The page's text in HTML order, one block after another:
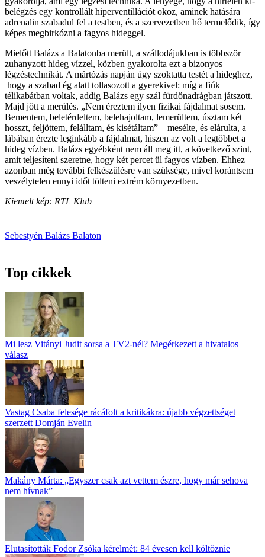
belégzés egy kontrollált hiperventillációt okoz, aminek hatására
adrenalin szabadul fel a testben, és a szervezetben hő termelődik, így
képes megbirkózni a fagyos hideggel.
Mielőtt Balázs a Balatonba merült, a szállodájukban is többször
zuhanyzott hideg vízzel, közben gyakorolta ezt a bizonyos
légzéstechnikát. A mártózás napján úgy szoktatta testét a hideghez,
hogy a szabad ég alatt tollasozott a gyerekivel: míg a fiúk
télikabátban voltak, addig Balázs egy szál fürdőnadrágban játszott.
Majd jött a merülés. „Nem éreztem ilyen fizikai fájdalmat sosem.
Bementem, beletérdeltem, belehajoltam, lemerültem, úsztam két
hosszt, feljöttem, felálltam, és kisétáltam” – mesélte, és elárulta, a
lábában érezte leginkább a fájdalmat, hiszen az volt a legtöbbet a
hideg vízben. Balázs egyébként nem áll meg itt, a következő szint,
amit teljesíteni szeretne, hogy két percet ül fagyos vízben. Ehhez
azonban még további felkészülésre van szüksége, mivel korántsem
veszélytelen ennyi időt tölteni extrém környezetben.
Kiemelt kép: RTL Klub
Sebestyén Balázs Balaton
Top cikkek
Mi lesz Vitányi Judit sorsa a TV2-nél? Megérkezett a hivatalos
válasz
Vastag Csaba felesége rácáfolt a kritikákra: újabb végzettséget
szerzett Domján Evelin
Makány Márta: „Egyszer csak azt vettem észre, hogy már sehova
nem hívnak”
Elutasították Fodor Zsóka kérelmét: 84 évesen kell költöznie